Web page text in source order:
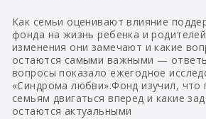
Как семьи оценивают влияние
фонда на жизнь ребенка и
изменения они замечают и какие
остаются самыми важными —
вопросы показало ежегодное
«Синдрома любви».Фонд изучил, что
семьям двигаться вперед и какие
остаются актуальными